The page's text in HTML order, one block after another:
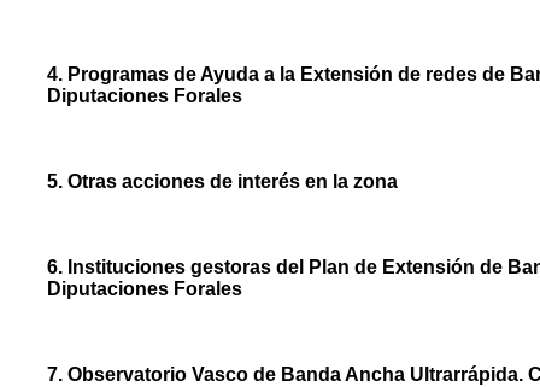
4. Programas de Ayuda a la Extensión de redes de
Diputaciones Forales
5. Otras acciones de interés en la zona
6. Instituciones gestoras del Plan de Extensión de
Diputaciones Forales
7. Observatorio Vasco de Banda Ancha Ultrarrápida.